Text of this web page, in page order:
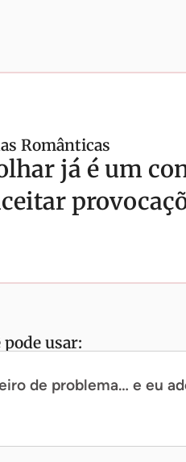
Românticas
já é um
usar:
de problema… e eu